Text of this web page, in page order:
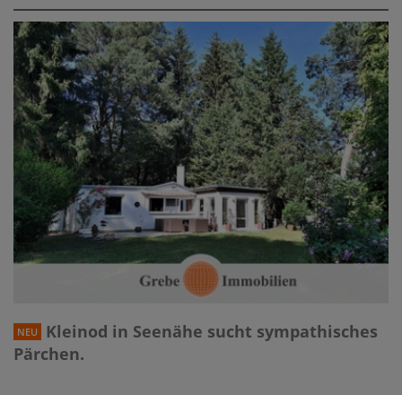
NEU
Kleinod in Seenähe sucht sympathisches
Pärchen.